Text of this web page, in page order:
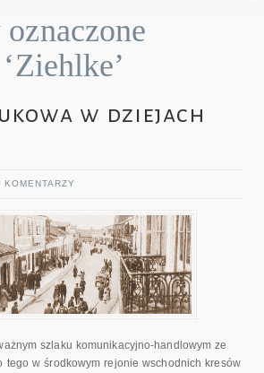
w dziejach
KOMENTARZY
szlaku komunikacyjno-handlowym ze
tego w środkowym rejonie wschodnich kresów